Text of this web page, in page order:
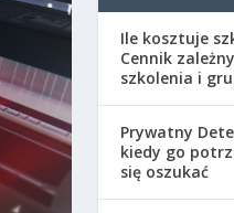
Ile kosztuje
Cennik
szkolenia i
Prywatny
kiedy go
się oszukać